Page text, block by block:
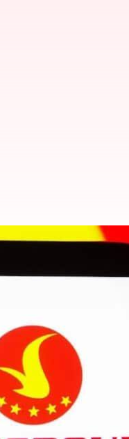
துறைகளில்